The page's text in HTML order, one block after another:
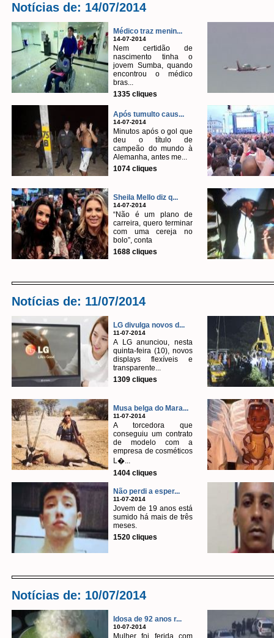
Notícias de: 14/07/2014
Médico traz menin...
14-07-2014
Nem certidão de
nascimento tinha o
jovem Sumba, quando
encontrou o médico
bras...
1335 cliques
Após tumulto caus...
14-07-2014
Minutos após o gol que
deu o título de
campeão do mundo à
Alemanha, antes me...
1074 cliques
Sheila Mello diz q...
14-07-2014
“Não é um plano de
carreira, quero terminar
com uma cereja no
bolo”, conta
1688 cliques
Notícias de: 11/07/2014
LG divulga novos d...
11-07-2014
A LG anunciou, nesta
quinta-feira (10), novos
displays flexíveis e
transparente...
1309 cliques
Musa belga do Mara...
11-07-2014
A torcedora que
conseguiu um contrato
de modelo com a
empresa de cosméticos
L�...
1404 cliques
Não perdi a esper...
11-07-2014
Jovem de 19 anos está
sumido há mais de três
meses.
1520 cliques
Notícias de: 10/07/2014
Idosa de 92 anos r...
10-07-2014
Mulher foi ferida com